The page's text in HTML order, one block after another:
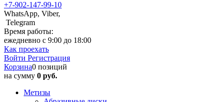
+7-902-147-99-10
WhatsApp, Viber,
Telegram
Время работы:
ежедневно с 9:00 до 18:00
Как проехать
Войти Регистрация
Корзина0 позиций
на сумму 0 руб.
Метизы